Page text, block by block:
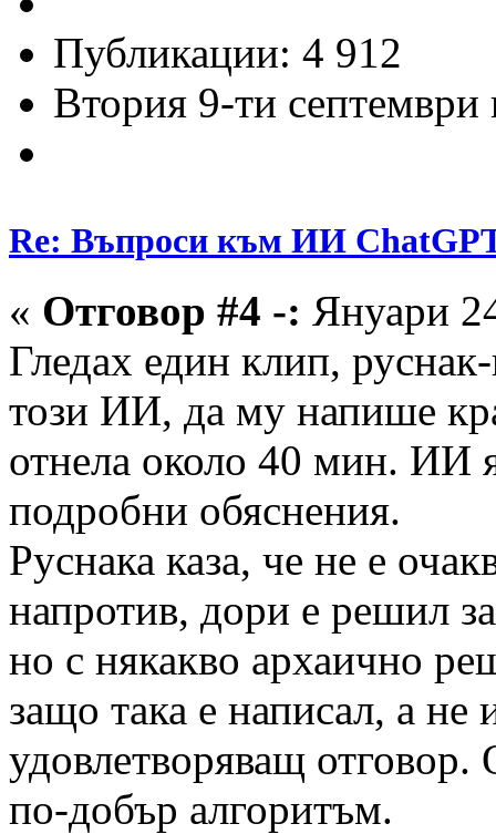
Публикации: 4 912
Втория 9-ти
Re: Въпроси към ИИ
« Отговор #4 -: Януари
Гледах един клип,
този ИИ, да му напише
отнела около 40 мин. ИИ
подробни обяснения.
Руснака каза, че не е
напротив, дори е решил
но с някакво архаично
защо така е написал, а не
удовлетворяващ
по-добър алгоритъм.